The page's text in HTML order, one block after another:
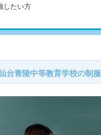
したい方
台青陵中等教育学校の制服